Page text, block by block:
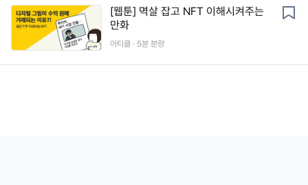
[웹툰] 멱살 잡고 NFT 이해시켜주는
만화
아티클 · 5분 분량